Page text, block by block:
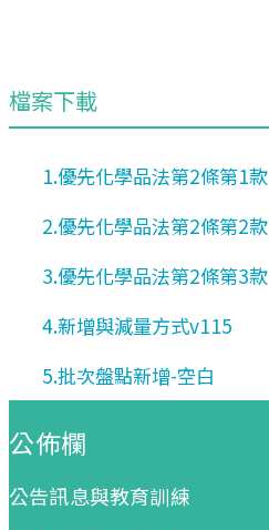
檔案下載
1.優先化學品法第2條第1款
2.優先化學品法第2條第2款
3.優先化學品法第2條第3款
4.新增與減量方式v115
5.批次盤點新增-空白
公佈欄
公告訊息與教育訓練